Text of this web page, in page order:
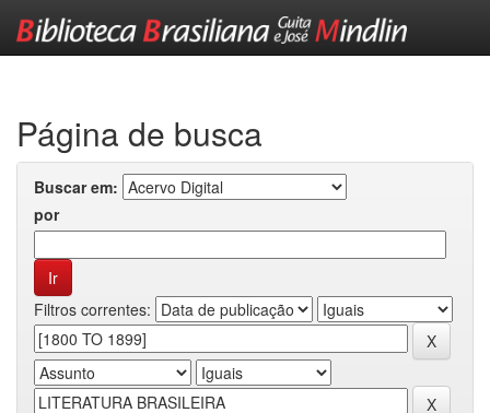
Página de busca
Buscar em:
por
Filtros correntes: